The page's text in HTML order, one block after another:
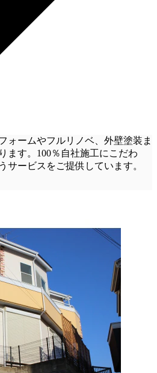
ォームやフルリノベ、外壁塗装ま
ます。100％自社施工にこだわ
サービスをご提供しています。